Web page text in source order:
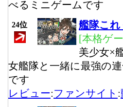
べるミニゲームです
24位
艦隊こ
[本格ゲ
美少女×
女艦隊と一緒に最強の
です
レビュー:ファンサイト :